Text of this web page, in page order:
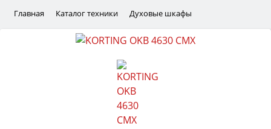
Главная Каталог техники Духовые шкафы